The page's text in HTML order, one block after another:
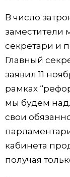
Технологии
Токио
От редакции
В число
заместители
секретари и
Главный
заявил 11
рамках
мы будем
свои
кабинета
получая